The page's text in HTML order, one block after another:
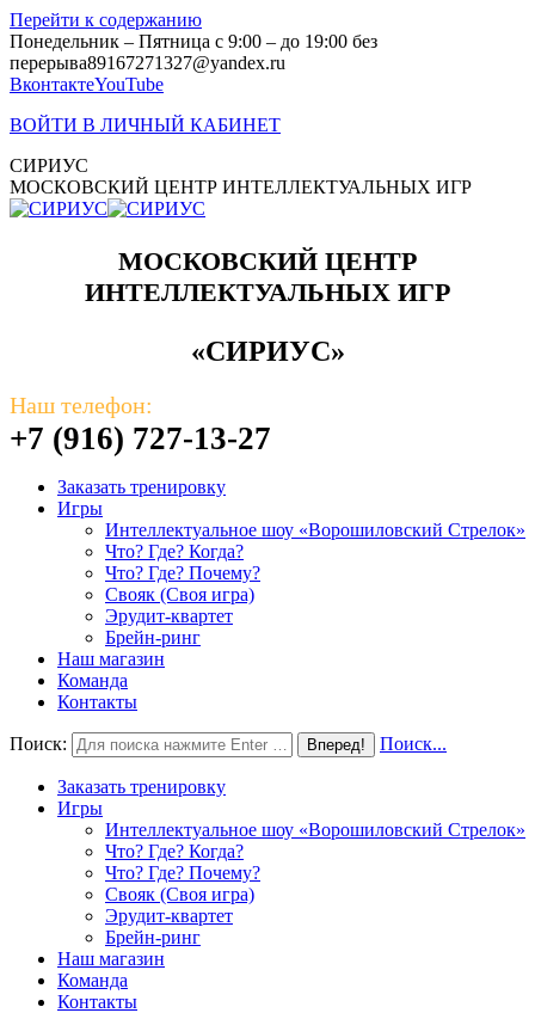
Перейти к содержанию
Понедельник – Пятница с 9:00 – до 19:00 без
перерыва89167271327@yandex.ru
ВконтактеYouTube
ВОЙТИ В ЛИЧНЫЙ КАБИНЕТ
СИРИУС
МОСКОВСКИЙ ЦЕНТР ИНТЕЛЛЕКТУАЛЬНЫХ ИГР
МОСКОВСКИЙ ЦЕНТР
ИНТЕЛЛЕКТУАЛЬНЫХ ИГР
«СИРИУС»
Наш телефон:
+7 (916) 727-13-27
Заказать тренировку
Игры
Интеллектуальное шоу «Ворошиловский Стрелок»
Что? Где? Когда?
Что? Где? Почему?
Свояк (Своя игра)
Эрудит-квартет
Брейн-ринг
Наш магазин
Команда
Контакты
Поиск: Поиск...
Заказать тренировку
Игры
Интеллектуальное шоу «Ворошиловский Стрелок»
Что? Где? Когда?
Что? Где? Почему?
Свояк (Своя игра)
Эрудит-квартет
Брейн-ринг
Наш магазин
Команда
Контакты